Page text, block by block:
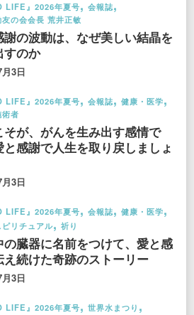
LIFE』2026年夏号
会報誌
友の会会長 荒井正敏
謝の波動は、なぜ美しい結晶を
すのか
3日
LIFE』2026年夏号 会報誌
健康・医学
者
そが、がんを生み出す感情で
と感謝で人生を取り戻しましょ
3日
LIFE』2026年夏号 会報誌
健康・医学
リチュアル
祈り
の臓器に名前をつけて、愛と感
え続けた奇跡のストーリー
3日
LIFE』2026年夏号
世界水まつり